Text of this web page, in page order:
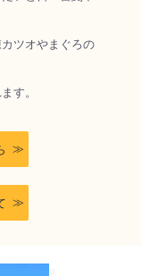
ツオやまぐろの
す。